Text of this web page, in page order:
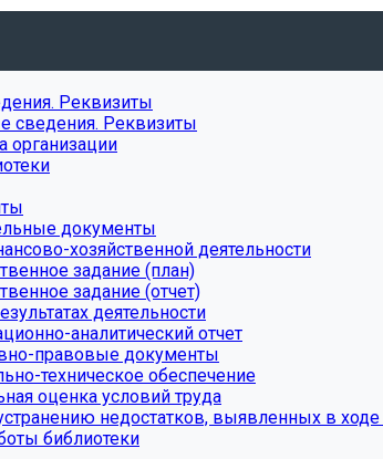
Реквизиты
сведения. Реквизиты
организации
документы
хозяйственной деятельности
задание (план)
задание (отчет)
деятельности
аналитический отчет
правовые документы
техническое обеспечение
оценка условий труда
недостатков, выявленных в
библиотеки